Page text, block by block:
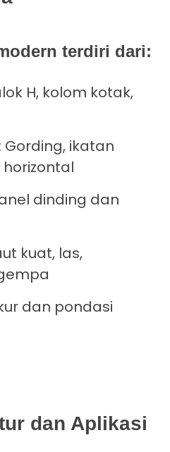
terdiri dari:
H, kolom kotak,
: Gording, ikatan
dinding dan
kuat, las,
dan pondasi
dan Aplikasi